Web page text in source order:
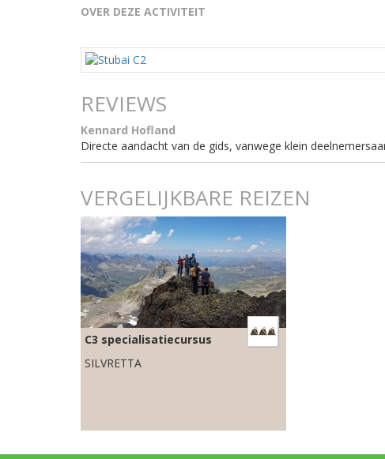
OVER DEZE ACTIVITEIT
REVIEWS
Kennard Hofland
Directe aandacht van de gids, vanwege klein
VERGELIJKBARE REIZEN
C3 specialisatiecursus
SILVRETTA